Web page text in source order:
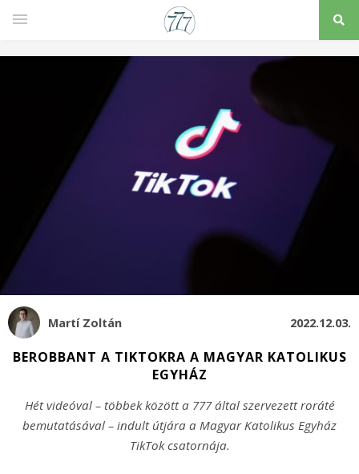
Martí Zoltán 2022.12.03.
BEROBBANT A TIKTOKRA A MAGYAR KATOLIKUS
EGYHÁZ
Hét videóval – többek között a 777 által szervezett roráté
bemutatásával – indult útjára a Magyar Katolikus Egyház
TikTok csatornája.